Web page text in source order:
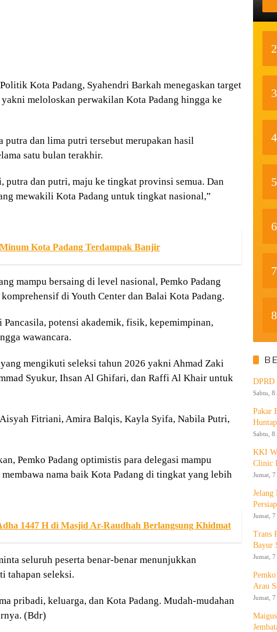
Kota Padang, Syahendri Barkah menegaskan target
meloloskan perwakilan Kota Padang hingga ke
putra dan lima putri tersebut merupakan hasil
satu bulan terakhir.
putra dan putri, maju ke tingkat provinsi semua. Dan
mewakili Kota Padang untuk tingkat nasional,”
Kota Padang Terdampak Banjir
mampu bersaing di level nasional, Pemko Padang
di Youth Center dan Balai Kota Padang.
potensi akademik, fisik, kepemimpinan,
wawancara.
mengikuti seleksi tahun 2026 yakni Ahmad Zaki
Syukur, Ihsan Al Ghifari, dan Raffi Al Khair untuk
Fitriani, Amira Balqis, Kayla Syifa, Nabila Putri,
Pemko Padang optimistis para delegasi mampu
nama baik Kota Padang di tingkat yang lebih
1447 H di Masjid Ar-Raudhah Berlangsung Khidmat
seluruh peserta benar-benar menunjukkan
tahapan seleksi.
pribadi, keluarga, dan Kota Padang. Mudah-mudahan
(Bdr)
2
3
4
5
6
7
8
DPRD
Sabtu, 8
Pakar
Sabtu, 8
KKI
Clinic
Jumat,
Jelang
Jumat,
Trans
Bayur
Jumat,
Arau
Jumat,